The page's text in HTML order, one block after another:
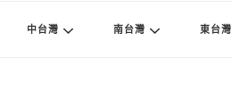
中台灣 南台灣 東台灣